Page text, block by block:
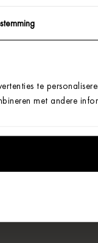
te
met andere